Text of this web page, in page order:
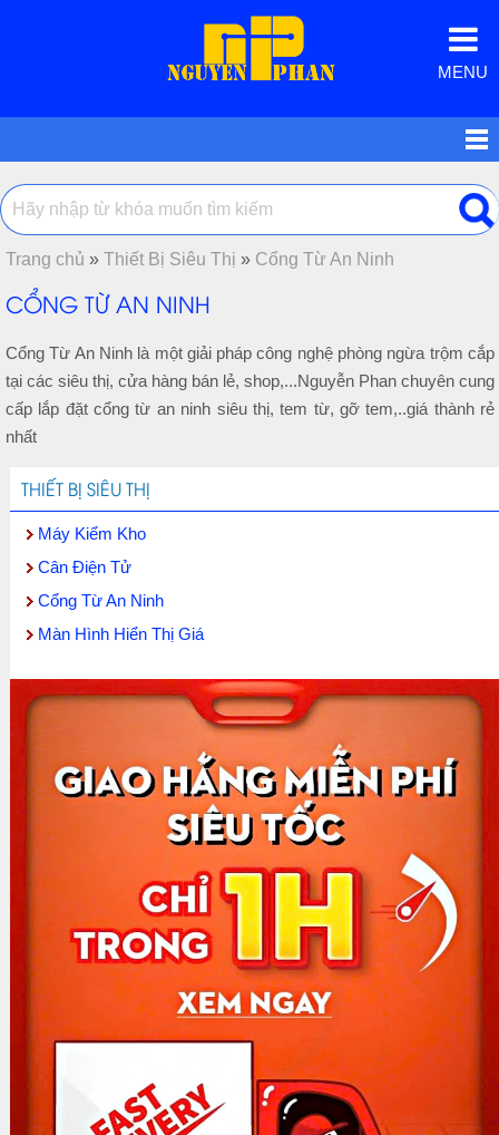
MENU
Trang chủ » Thiết Bị Siêu Thị » Cổng Từ An Ninh
CỔNG TỪ AN NINH
Cổng Từ An Ninh là một giải pháp công nghệ phòng ngừa trộm cắp
tại các siêu thị, cửa hàng bán lẻ, shop,...Nguyễn Phan chuyên cung
cấp lắp đặt cổng từ an ninh siêu thị, tem từ, gỡ tem,..giá thành rẻ
nhất
THIẾT BỊ SIÊU THỊ
Máy Kiểm Kho
Cân Điện Tử
Cổng Từ An Ninh
Màn Hình Hiển Thị Giá